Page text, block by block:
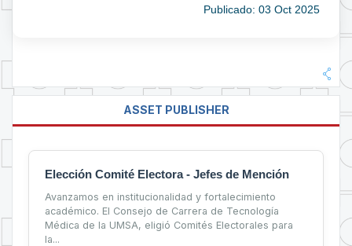
Publicado: 03 Oct 2025
ASSET PUBLISHER
Elección Comité Electora - Jefes de Mención
Avanzamos en institucionalidad y fortalecimiento
académico. El Consejo de Carrera de Tecnología
Médica de la UMSA, eligió Comités Electorales para
la...